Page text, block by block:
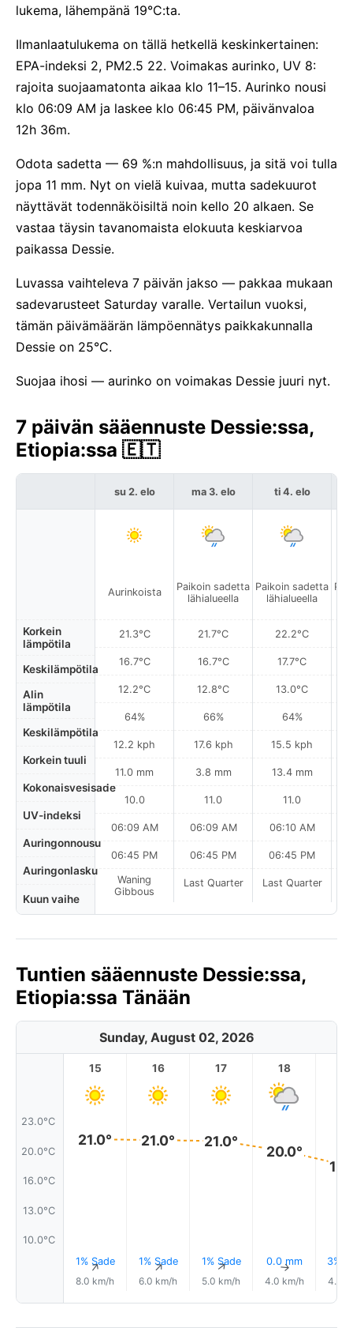
lukema, lähempänä 19°C:ta.
Ilmanlaatulukema on tällä hetkellä keskinkertainen:
EPA-indeksi 2, PM2.5 22. Voimakas aurinko, UV 8:
rajoita suojaamatonta aikaa klo 11–15. Aurinko nousi
klo 06:09 AM ja laskee klo 06:45 PM, päivänvaloa
12h 36m.
Odota sadetta — 69 %:n mahdollisuus, ja sitä voi tulla
jopa 11 mm. Nyt on vielä kuivaa, mutta sadekuurot
näyttävät todennäköisiltä noin kello 20 alkaen. Se
vastaa täysin tavanomaista elokuuta keskiarvoa
paikassa Dessie.
Luvassa vaihteleva 7 päivän jakso — pakkaa mukaan
sadevarusteet Saturday varalle. Vertailun vuoksi,
tämän päivämäärän lämpöennätys paikkakunnalla
Dessie on 25°C.
Suojaa ihosi — aurinko on voimakas Dessie juuri nyt.
7 päivän sääennuste Dessie:ssa,
Etiopia:ssa 🇪🇹
Korkein
lämpötila
Keskilämpötila
Alin
lämpötila
Keskilämpötila
Korkein tuuli
Kokonaisvesisade
UV-indeksi
Auringonnousu
Auringonlasku
Kuun vaihe
su 2. elo
Aurinkoista
21.3°C
16.7°C
12.2°C
64%
12.2 kph
11.0 mm
10.0
06:09 AM
06:45 PM
Waning
Gibbous
ma 3. elo
Paikoin sadetta
lähialueella
21.7°C
16.7°C
12.8°C
66%
17.6 kph
3.8 mm
11.0
06:09 AM
06:45 PM
Last Quarter
ti 4. elo
Paikoin sadetta
lähialueella
22.2°C
17.7°C
13.0°C
64%
15.5 kph
13.4 mm
11.0
06:10 AM
06:45 PM
Last Quarter
Tuntien sääennuste Dessie:ssa,
Etiopia:ssa Tänään
Sunday, August 02, 2026
23.0°C
20.0°C
16.0°C
13.0°C
10.0°C
15
21.0°
1% Sade
↑
8.0 km/h
16
21.0°
1% Sade
↑
6.0 km/h
17
21.0°
1% Sade
↑
5.0 km/h
18
20.0°
0.0 mm
↑
4.0 km/h
3%
4.0